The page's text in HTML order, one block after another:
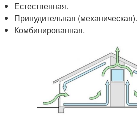
Естественная.
Принудительная (механическая).
Комбинированная.